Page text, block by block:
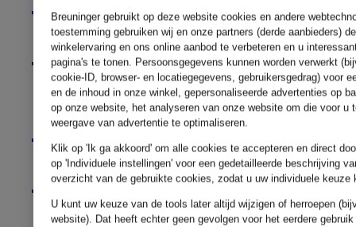
CAIN
MILANO
ITALY
ZINDA
Breuninger gebruikt op deze website cookies en andere
toestemming gebruiken wij en onze partners (derde aanbieders)
winkelervaring en ons online aanbod te verbeteren en u
pagina's te tonen. Persoonsgegevens kunnen worden verwerkt
cookie-ID, browser- en locatiegegevens, gebruikersgedrag) voor
en de inhoud in onze winkel, gepersonaliseerde advertenties op
op onze website, het analyseren van onze website om die voor u
weergave van advertentie te optimaliseren.
Klik op 'Ik ga akkoord' om alle cookies te accepteren en direct
op 'Individuele instellingen' voor een gedetailleerde beschrijving
overzicht van de gebruikte cookies, zodat u uw individuele keuze
U kunt uw keuze van de tools later altijd wijzigen of herroepen
website). Dat heeft echter geen gevolgen voor het eerdere